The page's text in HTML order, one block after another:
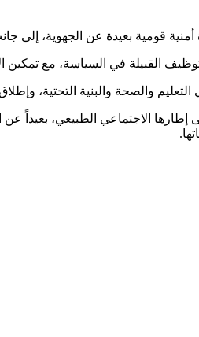
قومية بعيدة عن الجهوية، إلى
القبيلة في السياسة، مع تمكين
التعليم والصحة والبنية التحتية،
إطارها الاجتماعي الطبيعي، بعيداً